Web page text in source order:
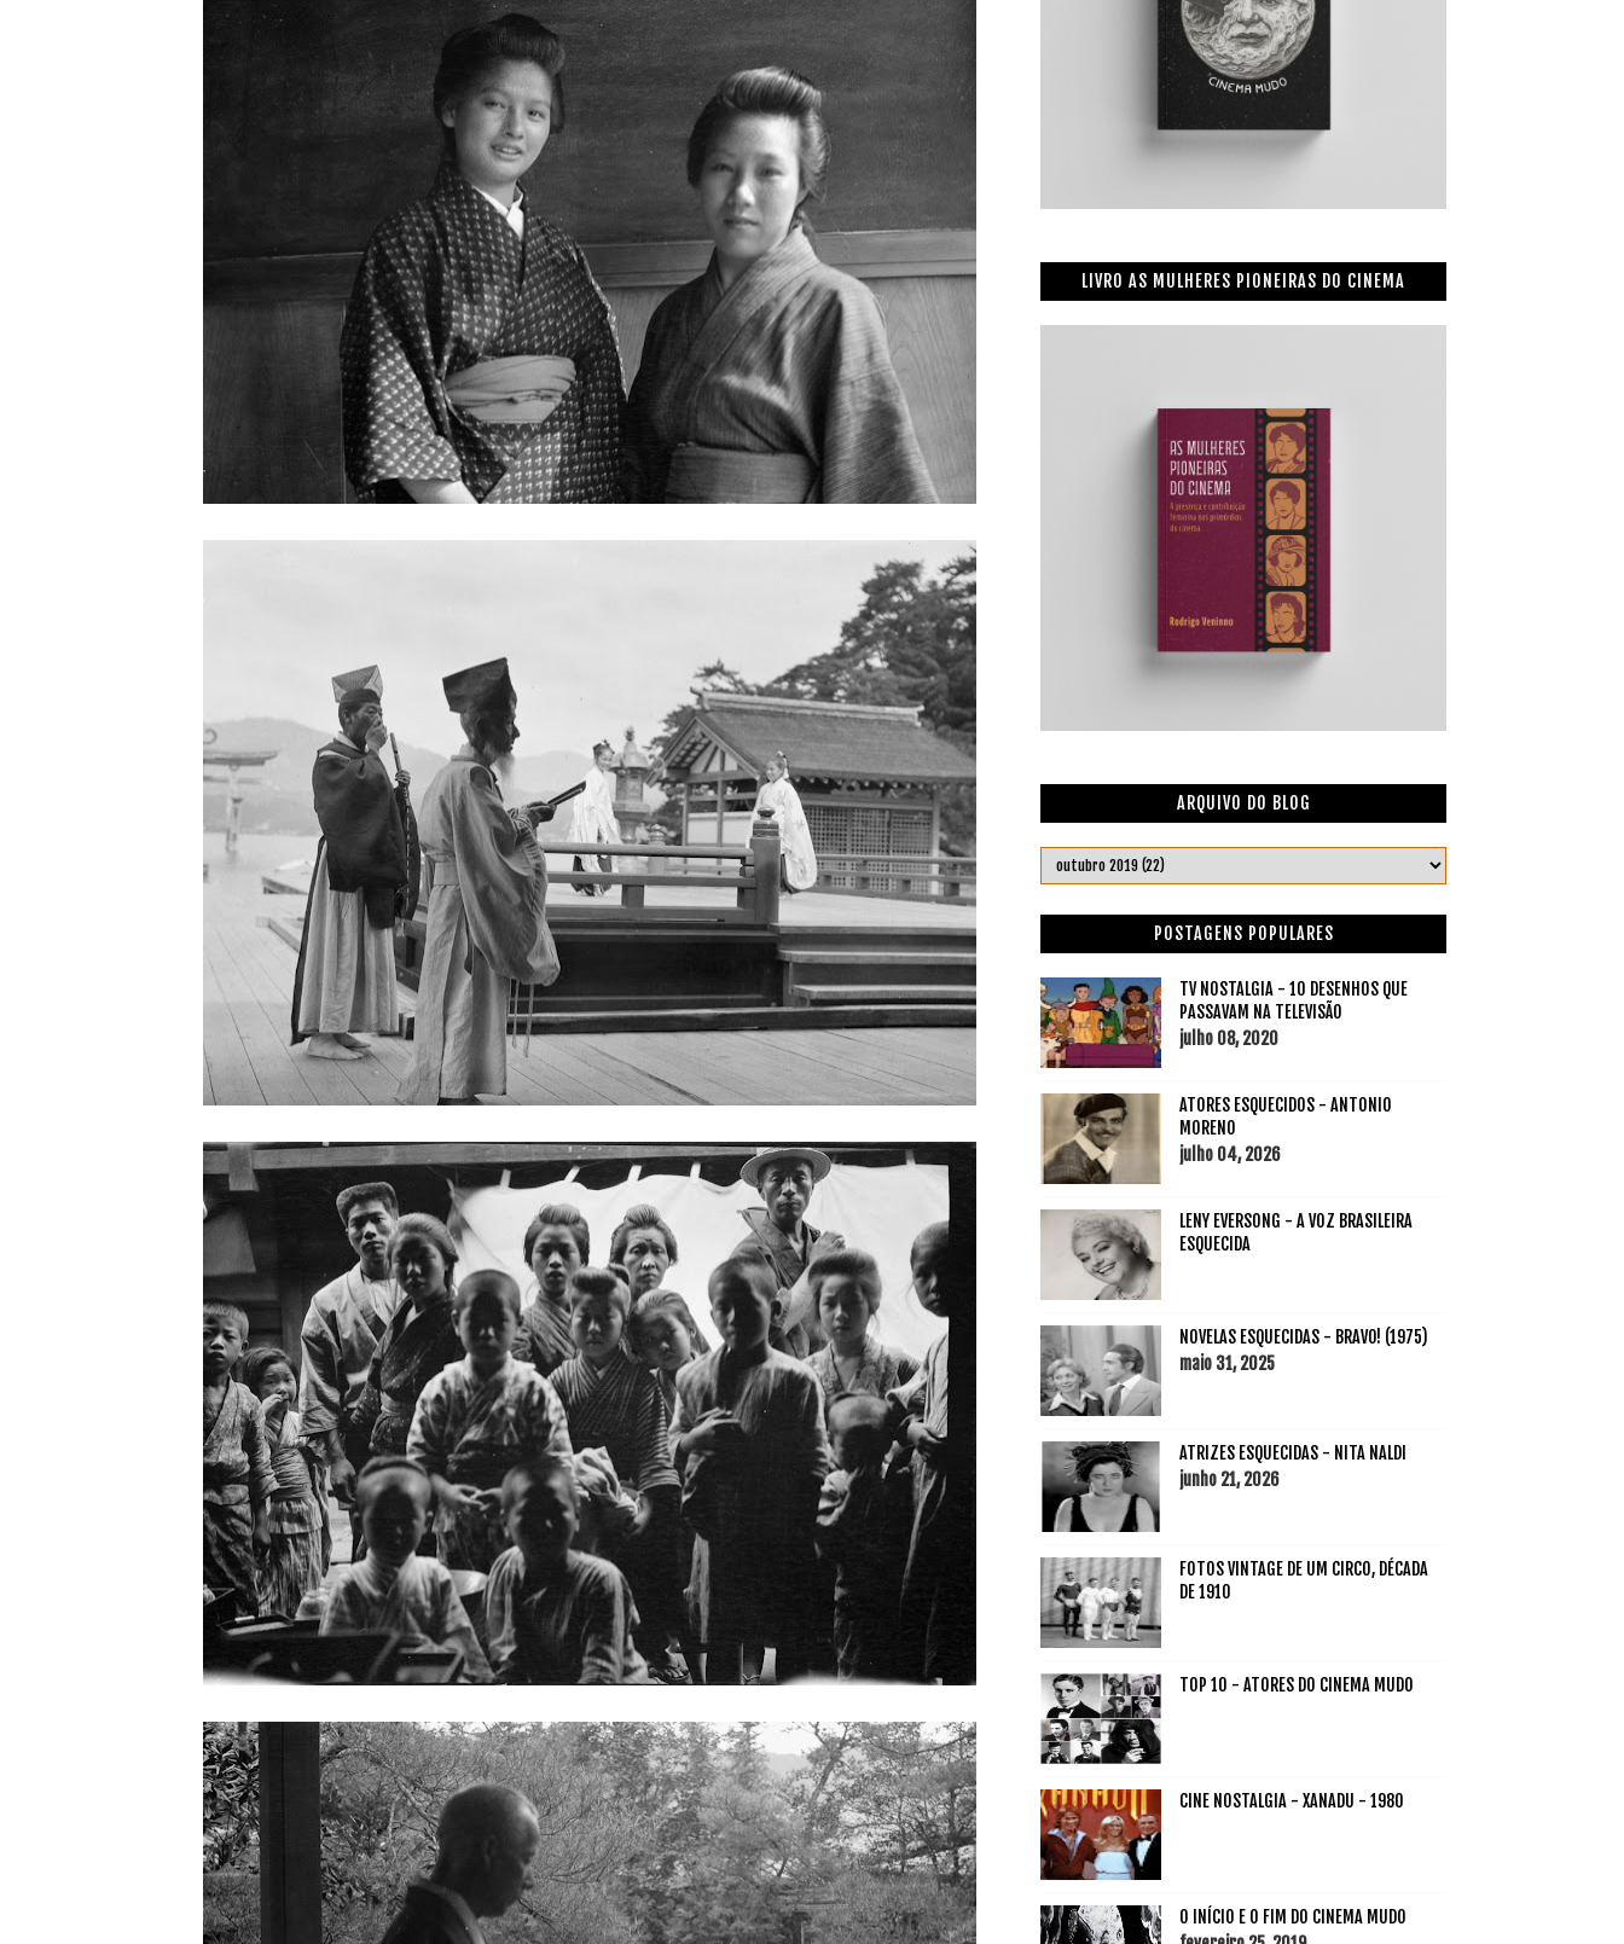
LIVRO AS MULHERES PIONEIRAS DO CINEMA
ARQUIVO DO BLOG
POSTAGENS POPULARES
TV NOSTALGIA - 10 DESENHOS QUE
PASSAVAM NA TELEVISÃO
julho 08, 2020
ATORES ESQUECIDOS - ANTONIO
MORENO
julho 04, 2026
LENY EVERSONG - A VOZ BRASILEIRA
ESQUECIDA
NOVELAS ESQUECIDAS - BRAVO! (1975)
maio 31, 2025
ATRIZES ESQUECIDAS - NITA NALDI
junho 21, 2026
FOTOS VINTAGE DE UM CIRCO, DÉCADA
DE 1910
TOP 10 - ATORES DO CINEMA MUDO
CINE NOSTALGIA - XANADU - 1980
O INÍCIO E O FIM DO CINEMA MUDO